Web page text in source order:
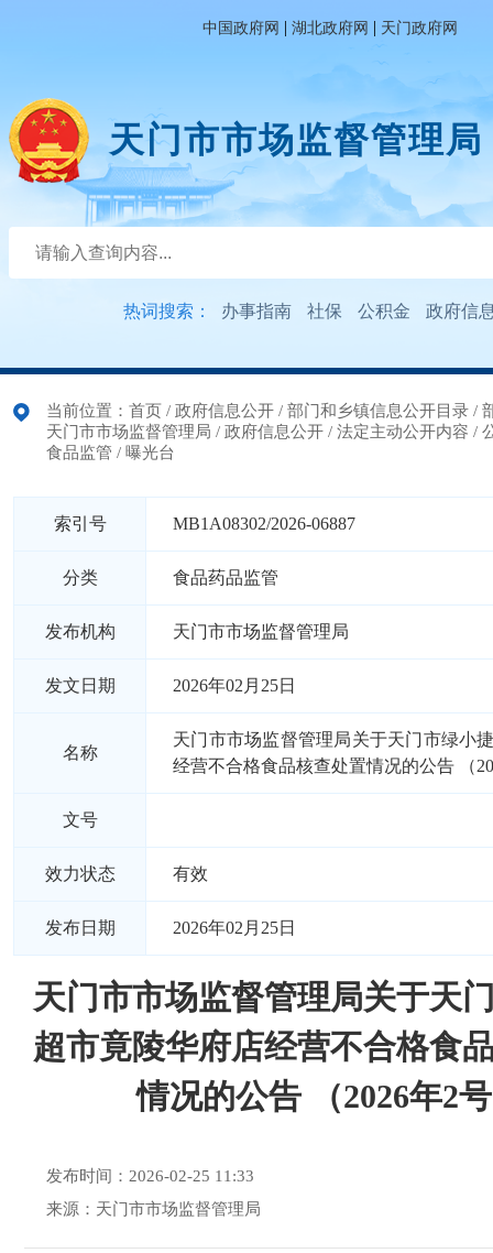
中国政府网 | 湖北政府网 | 天门政府网
天门市市场监督管理局
热词搜索： 办事指南 社保 公积金 政府信
当前位置： 首页 / 政府信息公开 / 部门和乡镇信息公开目录 /
天门市市场监督管理局 / 政府信息公开 / 法定主动公开内容 /
食品监管 / 曝光台
索引号 MB1A08302/2026-06887
分类 食品药品监管
发布机构 天门市市场监督管理局
发文日期 2026年02月25日
名称
天门市市场监督管理局关于天门市绿小
经营不合格食品核查处置情况的公告 （
文号
效力状态 有效
发布日期 2026年02月25日
天门市市场监督管理局关于天
超市竟陵华府店经营不合格食
情况的公告 （2026年2
发布时间：2026-02-25 11:33
来源：天门市市场监督管理局